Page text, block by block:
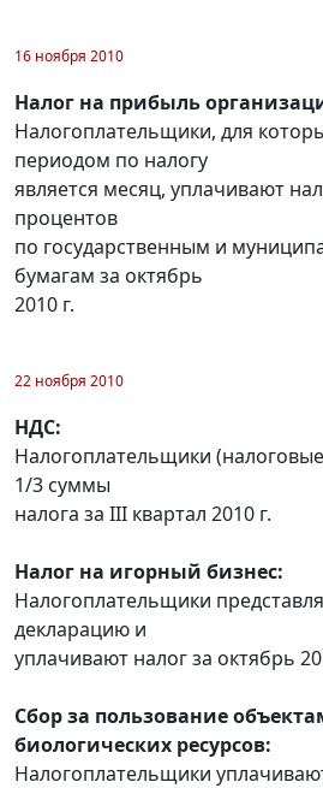
16 ноября 2010
Налог на прибыль
Налогоплательщики, для
периодом по налогу
является месяц, уплачивают
процентов
по государственным и
бумагам за октябрь
2010 г.
22 ноября 2010
НДС:
Налогоплательщики
1/3 суммы
налога за III квартал 2010 г.
Налог на игорный бизнес:
Налогоплательщики
декларацию и
уплачивают налог за октябрь
Сбор за пользование
биологических ресурсов:
Налогоплательщики